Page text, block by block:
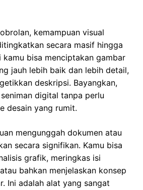
kemampuan visual
secara masif hingga
bisa menciptakan gambar
jauh lebih baik dan lebih detail,
deskripsi. Bayangkan,
digital tanpa perlu
desain yang rumit.
mengunggah dokumen atau
secara signifikan. Kamu bisa
grafik, meringkas isi
bahkan menjelaskan konsep
Ini adalah alat yang sangat